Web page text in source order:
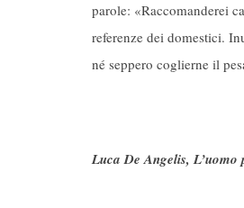
parole: «Raccomanderei
referenze dei domestici.
né seppero coglierne il
Luca De Angelis,